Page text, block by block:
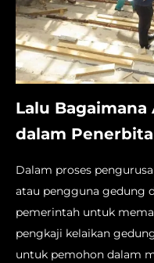
Lalu
dalam
Dalam proses
atau pengguna gedung
pemerintah untuk
pengkaji kelaikan
untuk pemohon dalam